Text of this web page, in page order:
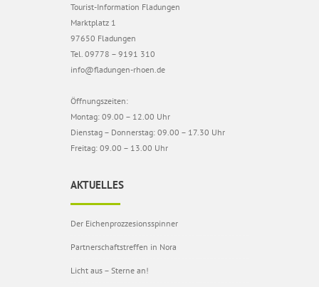
Tourist-Information Fladungen
Marktplatz 1
97650 Fladungen
Tel. 09778 – 9191 310
info@fladungen-rhoen.de
Öffnungszeiten:
Montag: 09.00 – 12.00 Uhr
Dienstag – Donnerstag: 09.00 – 17.30 Uhr
Freitag: 09.00 – 13.00 Uhr
AKTUELLES
Der Eichenprozzesionsspinner
Partnerschaftstreffen in Nora
Licht aus – Sterne an!